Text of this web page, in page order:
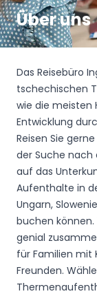
Über uns
Das Reisebüro
tschechischen
wie die meisten
Entwicklung
Reisen Sie
der Suche nach
auf das
Aufenthalte in
Ungarn,
buchen
genial
für Familien mit
Freunden.